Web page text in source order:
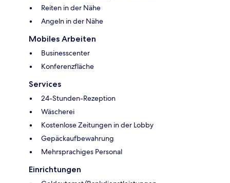
Reiten in der Nähe
Angeln in der Nähe
Mobiles Arbeiten
Businesscenter
Konferenzfläche
Services
24-Stunden-Rezeption
Wäscherei
Kostenlose Zeitungen in der Lobby
Gepäckaufbewahrung
Mehrsprachiges Personal
Einrichtungen